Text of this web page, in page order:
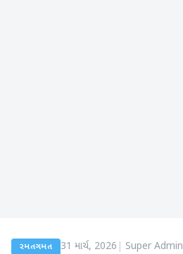
રમતગમત 31 માર્ચ, 2026 Super Admin